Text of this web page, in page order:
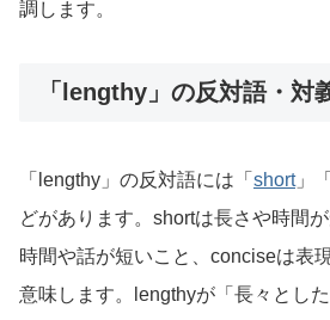
調します。
「lengthy」の反対語・対
「lengthy」の反対語には「 short」「
どがあります。shortは長さや時間
時間や話が短いこと、conciseは表
意味します。lengthyが「長々とし